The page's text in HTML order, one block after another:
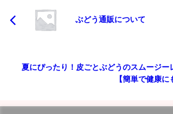
ぶどう通販について
夏にぴったり！皮ごとぶどうのスムージー
【簡単で健康に